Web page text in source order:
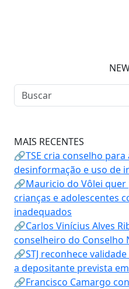
MAIS RECENTES
🔗TSE cria conselho
desinformação e uso de
🔗Mauricio do Vôlei
crianças e adolescentes
inadequados
🔗Carlos Vinícius Alves
conselheiro do Conselho
🔗STJ reconhece
a depositante prevista
🔗Francisco Camargo